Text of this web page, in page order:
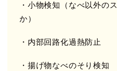
・小物検知（なべ以外の
か）
・内部回路化過熱防止
・揚げ物なべのそり検知